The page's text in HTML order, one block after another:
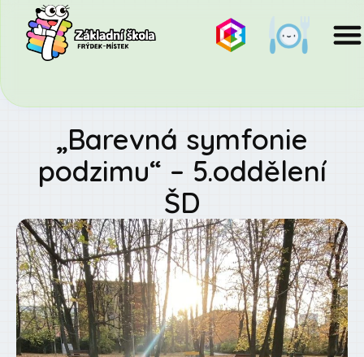
„Barevná symfonie
podzimu“ – 5.oddělení
ŠD